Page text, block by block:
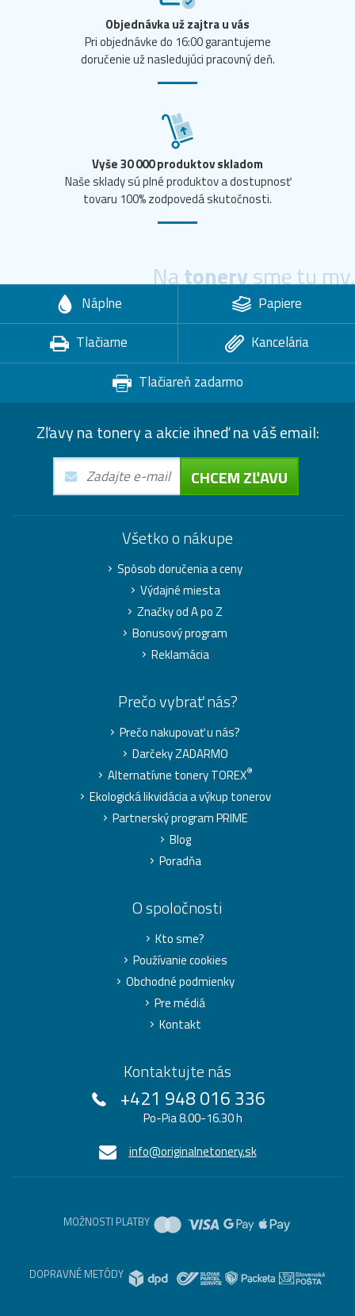
Objednávka už zajtra u vás
Pri objednávke do 16:00 garantujeme
doručenie už nasledujúci pracovný deň.
Vyše 30 000 produktov skladom
Naše sklady sú plné produktov a dostupnosť
tovaru 100% zodpovedá skutočnosti.
Natonerysme tu my.
Náplne
Papiere
Tlačiarne
Kancelária
Tlačiareň zadarmo
Zľavy na tonery a akcie ihneď na váš email:
CHCEM ZĽAVU
Všetko o nákupe
Spôsob doručenia a ceny
Výdajné miesta
Značky od A po Z
Bonusový program
Reklamácia
Prečo vybrať nás?
Prečo nakupovať u nás?
Darčeky ZADARMO
Alternatívne tonery TOREX®
Ekologická likvidácia a výkup tonerov
Partnerský program PRIME
Blog
Poradňa
O spoločnosti
Kto sme?
Používanie cookies
Obchodné podmienky
Pre médiá
Kontakt
Kontaktujte nás
+421 948 016 336
Po-Pia 8.00-16.30 h
info@originalnetonery.sk
MOŽNOSTI PLATBY
DOPRAVNÉ METÓDY